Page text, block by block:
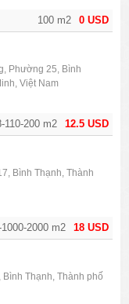
0 USD
100 m2
12.5 USD
110-200 m2
Phường 25, Bình
Việt Nam
18 USD
2000 m2
Bình Thạnh, Thành
Thạnh, Thành phố